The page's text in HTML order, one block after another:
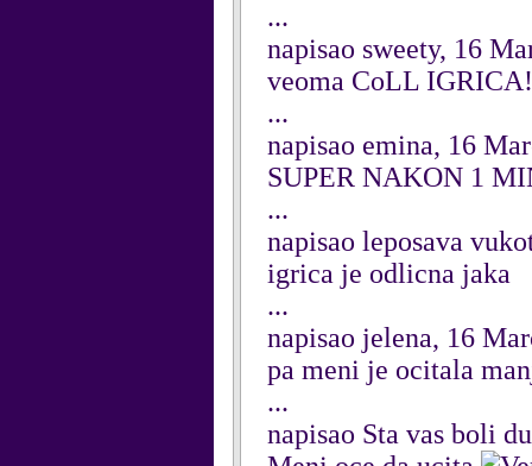
...
napisao sweety, 16
veoma CoLL IGRICA!
...
napisao emina, 16
SUPER NAKON 1
...
napisao leposava
igrica je odlicna jaka
...
napisao jelena, 16
pa meni je ocitala
...
napisao Sta vas boli